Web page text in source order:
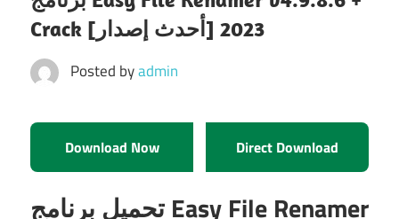
Crack [أحدث إصدار] 2023
Posted byadmin
Download Now Direct Download
تحميل برنامج Easy File Renamer